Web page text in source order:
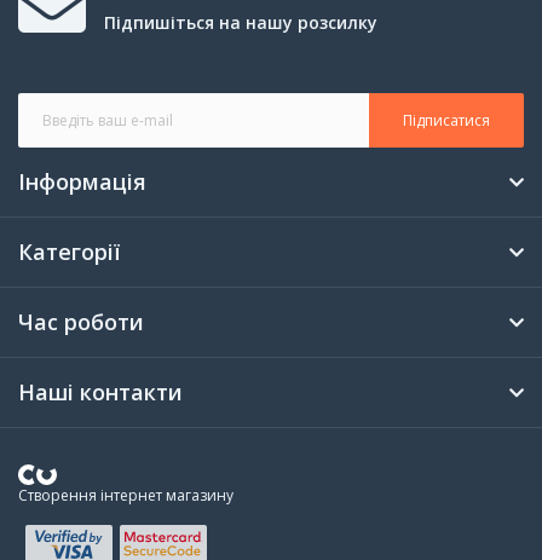
Підпишіться на нашу розсилку
Підписатися
Інформація
Категорії
Час роботи
Наші контакти
Створення інтернет магазину